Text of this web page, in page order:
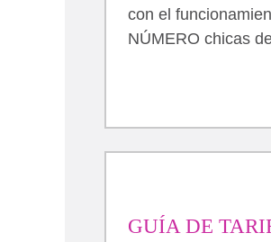
con el
NÚMERO chicas
GUÍA DE